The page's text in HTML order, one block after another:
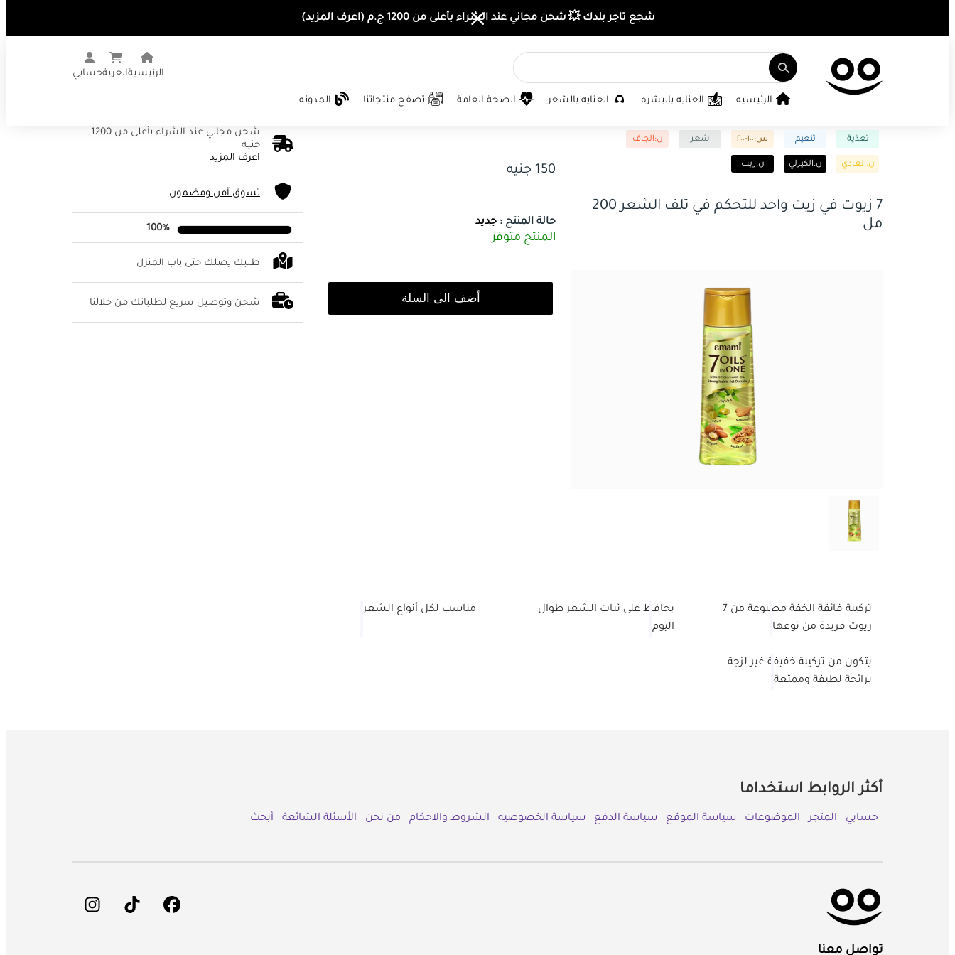
شجع تاجر بلدك 💥 شحن مجاني عند الشراء بأعلى من 1200 ج.م (اعرف المزيد)
الرئيسيةالعربةحسابي
الرئيسيه العنايه بالبشره العنايه بالشعر الصحة العامة تصفح منتجاتنا المدونه
تغذية تنعيم س:١٠٠-٢٠٠ شعر ن:الجاف
ن:العادي ن:الكيرلي ن:زيت
7 زيوت في زيت واحد للتحكم في تلف الشعر 200
مل
150 جنيه
حالة المنتج : جديد
المنتج متوفر
أضف الى السلة
شحن مجاني عند الشراء بأعلى من 1200
جنيه
اعرف المزيد
تسوق آمن ومضمون
100%
طلبك يصلك حتى باب المنزل
شحن وتوصيل سريع لطلباتك من خلالنا
تركيبة فائقة الخفة مصنوعة من 7
زيوت فريدة من نوعها
يحافظ على ثبات الشعر طوال
اليوم
مناسب لكل أنواع الشعر
يتكون من تركيبة خفيفة غير لزجة
برائحة لطيفة وممتعة
أكثر الروابط استخداما
حسابي المتجر الموضوعات سياسة الموقع سياسة الدفع سياسة الخصوصيه الشروط والاحكام من نحن الأسئلة الشائعة أبحث
تواصل معنا